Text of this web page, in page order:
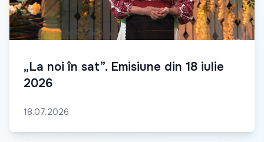
„La noi în sat”. Emisiune din 18 iulie
2026
18.07.2026